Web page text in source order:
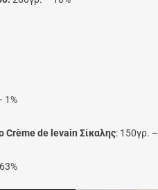
1%
Crème de levain Σίκαλης: 150γρ.